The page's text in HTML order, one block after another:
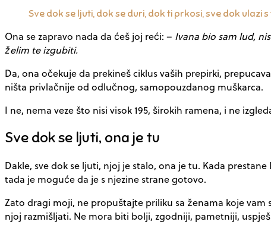
Sve dok se ljuti, dok se duri, dok ti prkosi, sve dok
Ona se zapravo nada da ćeš joj reći: – Ivana bio sam lud,
želim te izgubiti.
Da, ona očekuje da prekineš ciklus vaših prepirki,
ništa privlačnije od odlučnog, samopouzdanog muškarca.
I ne, nema veze što nisi visok 195, širokih ramena, i ne
Sve dok se ljuti, ona je tu
Dakle, sve dok se ljuti, njoj je stalo, ona je tu. Kada
tada je moguće da je s njezine strane gotovo.
Zato dragi moji, ne propuštajte priliku sa ženama koje vam
njoj razmišljati. Ne mora biti bolji, zgodniji, pametniji,